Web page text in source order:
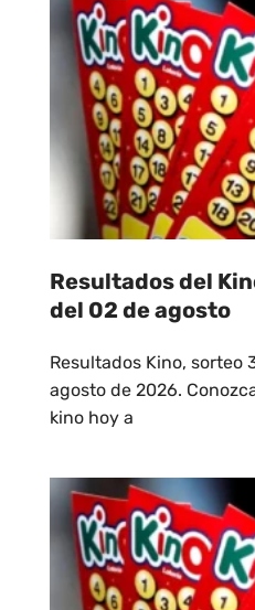
Resultados del
del 02 de agosto
Resultados Kino, sorteo
agosto de 2026.
kino hoy a